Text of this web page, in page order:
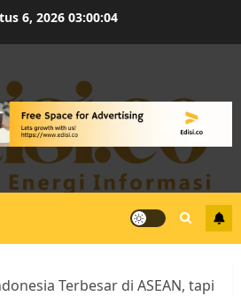
6, 2026 03:00:04
Terbesar di ASEAN, tapi